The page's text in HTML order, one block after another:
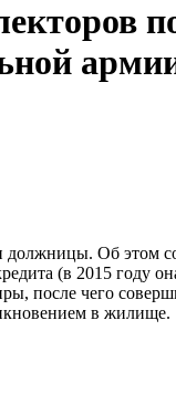
должницы. Об
(в 2015 году
после чего
в жилище.